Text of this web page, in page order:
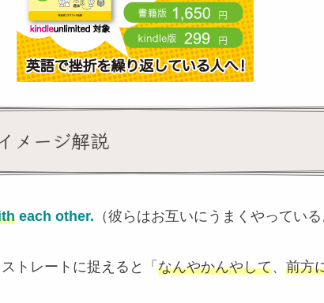
メージ解説
each other. （彼らはお互いにうまくやっている
トレートに捉えると「 なんやかんやして、 前方